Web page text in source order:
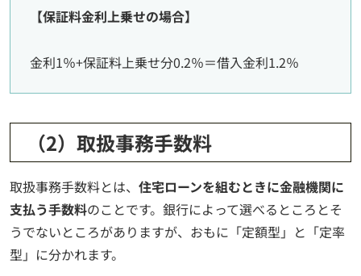
【保証料金利上乗せの場合】
金利1％+保証料上乗せ分0.2％＝借入金利1.2％
（2）取扱事務手数料
取扱事務手数料とは、 住宅ローンを組むときに金融機関に
支払う手数料のことです。銀行によって選べるところとそ
うでないところがありますが、おもに「定額型」と「定率
型」に分かれます。